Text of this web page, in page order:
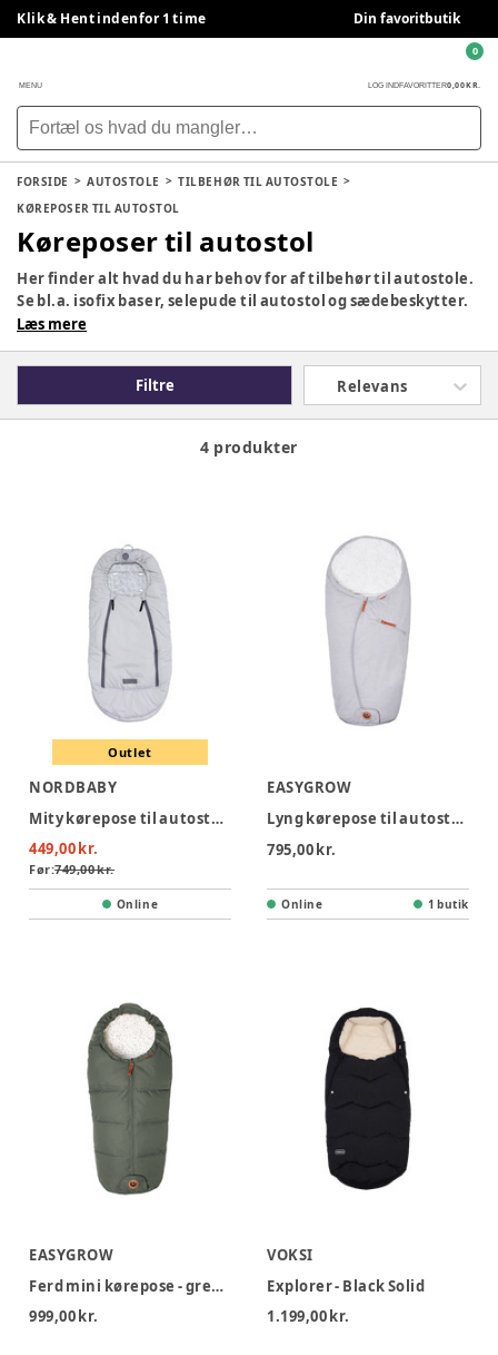
Klik & Hent indenfor 1 time Din favoritbutik
MENU LOG INDFAVORITTER0,00 KR.
0
FORSIDE AUTOSTOLE
TILBEHØR TIL AUTOSTOLE
KØREPOSER TIL AUTOSTOL
Køreposer til autostol
Her finder alt hvad du har behov for af tilbehør til autostole.
Se bl.a. isofix baser, selepude til autostol og sædebeskytter.
Læs mere
Filtre Relevans
4 produkter
Outlet
NORDBABY
Mity kørepose til autostol - grey
449,00 kr.
Før:749,00 kr.
Online
EASYGROW
Lyng kørepose til autostol - Grey
795,00 kr.
Online 1 butik
EASYGROW
Ferd mini kørepose - green forest
999,00 kr.
VOKSI
Explorer - Black Solid
1.199,00 kr.